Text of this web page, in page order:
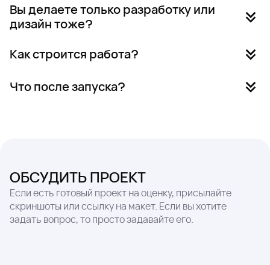
С короткого брифа и созвона: фиксируем задачи,
ограничения и ожидаемый результат.
Вы делаете только разработку или
дизайн тоже?
И то, и другое. Можем подключиться на любом этапе.
Как строится работа?
Идём по этапам: проработка задачи → дизайн →
разработка → тестирование → запуск. На каждом
Что после запуска?
ОБСУДИТЬ ПРОЕКТ
Если есть готовый проект на оценку, присылайте
скриншоты или ссылку на макет. Если вы хотите
задать вопрос, то просто задавайте его.